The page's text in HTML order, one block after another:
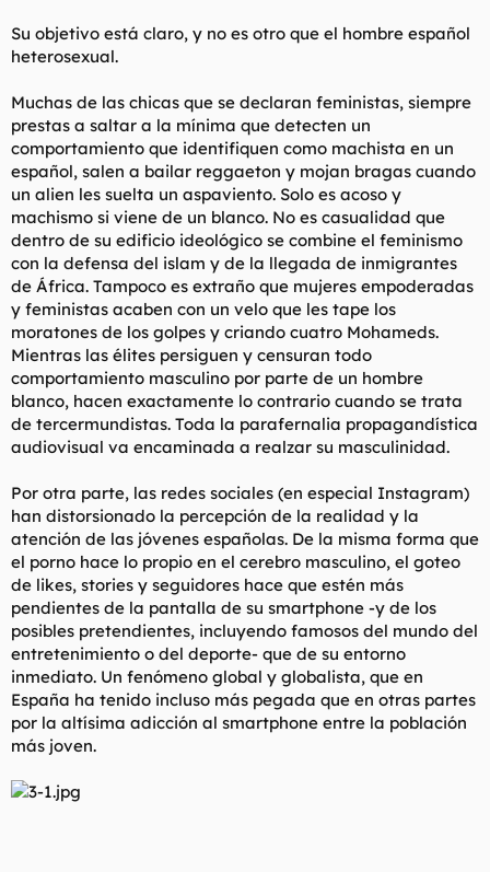
Su objetivo está claro, y no es otro que el hombre español
heterosexual.
Muchas de las chicas que se declaran feministas, siempre
prestas a saltar a la mínima que detecten un
comportamiento que identifiquen como machista en un
español, salen a bailar reggaeton y mojan bragas cuando
un alien les suelta un aspaviento. Solo es acoso y
machismo si viene de un blanco. No es casualidad que
dentro de su edificio ideológico se combine el feminismo
con la defensa del islam y de la llegada de inmigrantes
de África. Tampoco es extraño que mujeres empoderadas
y feministas acaben con un velo que les tape los
moratones de los golpes y criando cuatro Mohameds.
Mientras las élites persiguen y censuran todo
comportamiento masculino por parte de un hombre
blanco, hacen exactamente lo contrario cuando se trata
de tercermundistas. Toda la parafernalia propagandística
audiovisual va encaminada a realzar su masculinidad.
Por otra parte, las redes sociales (en especial Instagram)
han distorsionado la percepción de la realidad y la
atención de las jóvenes españolas. De la misma forma que
el porno hace lo propio en el cerebro masculino, el goteo
de likes, stories y seguidores hace que estén más
pendientes de la pantalla de su smartphone -y de los
posibles pretendientes, incluyendo famosos del mundo del
entretenimiento o del deporte- que de su entorno
inmediato. Un fenómeno global y globalista, que en
España ha tenido incluso más pegada que en otras partes
por la altísima adicción al smartphone entre la población
más joven.